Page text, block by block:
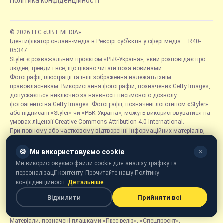
© 2026 LLC «UBT MEDIA»
Ідентифікатор онлайн-медіа в Реєстрі суб’єктів у сфері медіа — R40-
05347
Styler є розважальним проєктом «РБК-Україна», який розповідає про
людей, тренди і все, що цікаво читати поза новинами.
Фотографії, ілюстрації та інші зображення належать їхнім
правовласникам. Використання фотографій, позначених Getty Images,
допускається виключно за наявності письмового дозволу
фотоагентства Getty Images. Фотографії, позначені логотипом «Styler»
або підписані «Styler» чи «РБК-Україна», можуть використовуватися на
умовах ліцензії Creative Commons Attribution 4.0 International.
При повному або частковому відтворенні інформаційних матеріалів,
розміщення активного гіперпосилання на styler.rbc.ua, відкритого для
індексації пошуковими системами. Таке гіперпосилання має бути
розміщене безпосередньо в тексті матеріалу не нижче другого абзацу.
Редакція «Styler» може не поділяти точку зору авторів публікацій.
Оціночні судження, відповідно до законодавства України, не
підлягають спростуванню та доведенню їх правдивості.
За достовірність, зміст і відповідність вимогам законодавства
Матеріали, позначені плашками «Прес-реліз», «Спецпроєкт»,
🍪 Ми використовуємо cookie ✕
Ми використовуємо файли cookie для аналізу трафіку та
персоналізації контенту. Прочитайте нашу Політику
конфіденційності. Детальніше
Відхилити Прийняти всі